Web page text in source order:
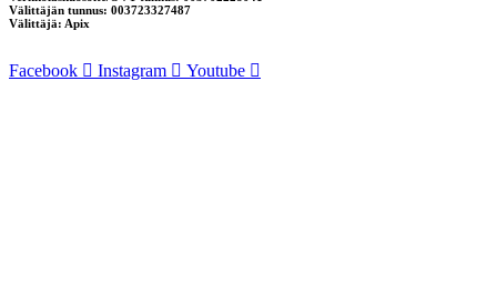
Välittäjän tunnus: 003723327487
Välittäjä: Apix
Facebook Instagram Youtube